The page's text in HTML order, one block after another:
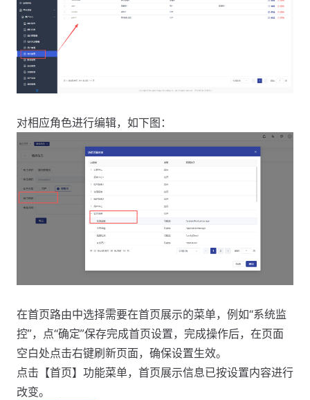
对相应角色进行编辑，如下图：
在首页路由中选择需要在首页展示的菜单，例如“系统监
控”，点“确定”保存完成首页设置，完成操作后，在页面
空白处点击右键刷新页面，确保设置生效。
点击【首页】功能菜单，首页展示信息已按设置内容进行
改变。